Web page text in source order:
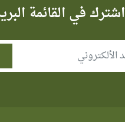
اشترك في القائمة